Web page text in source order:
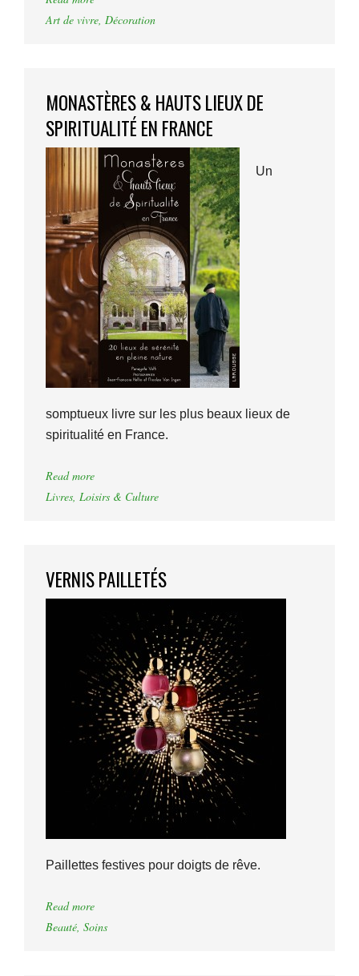
Art de vivre, Décoration
MONASTÈRES & HAUTS LIEUX DE
SPIRITUALITÉ EN FRANCE
Un
somptueux livre sur les plus beaux lieux de
spiritualité en France.
Read more
Livres, Loisirs & Culture
VERNIS PAILLETÉS
Paillettes festives pour doigts de rêve.
Read more
Beauté, Soins